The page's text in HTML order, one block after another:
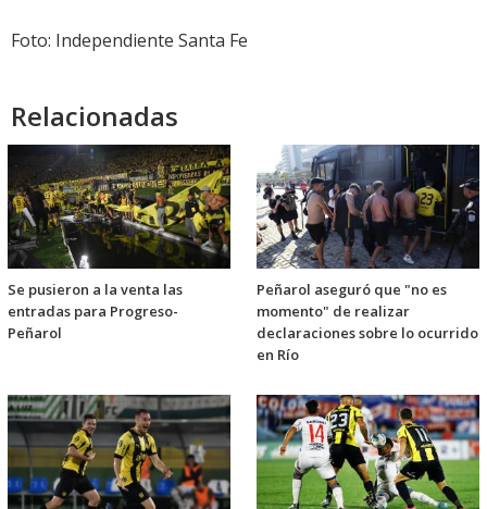
Foto: Independiente Santa Fe
Relacionadas
Se pusieron a la venta las
entradas para Progreso-
Peñarol
Peñarol aseguró que "no es
momento" de realizar
declaraciones sobre lo ocurrido
en Río